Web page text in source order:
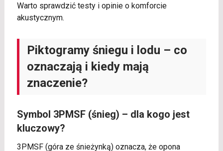
Warto sprawdzić testy i opinie o komforcie
akustycznym.
Piktogramy śniegu i lodu – co
oznaczają i kiedy mają
znaczenie?
Symbol 3PMSF (śnieg) – dla kogo jest
kluczowy?
3PMSF (góra ze śnieżynką) oznacza, że opona